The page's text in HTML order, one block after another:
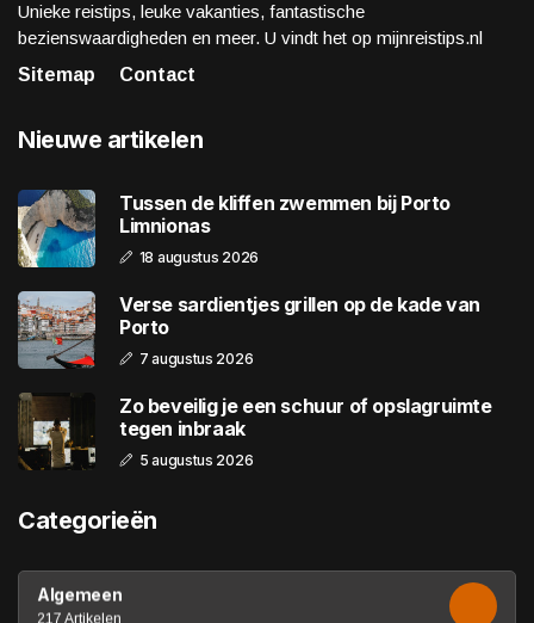
Unieke reistips, leuke vakanties, fantastische
bezienswaardigheden en meer. U vindt het op mijnreistips.nl
Sitemap
Contact
Nieuwe artikelen
Tussen de kliffen zwemmen bij Porto
Limnionas
18 augustus 2026
Verse sardientjes grillen op de kade van
Porto
7 augustus 2026
Zo beveilig je een schuur of opslagruimte
tegen inbraak
5 augustus 2026
Categorieën
Algemeen
217 Artikelen